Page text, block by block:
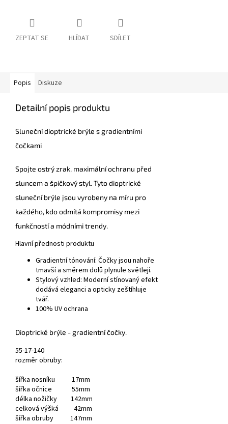
ZEPTAT SE HLÍDAT SDÍLET
Popis Diskuze
Detailní popis produktu
Sluneční dioptrické brýle s gradientními
čočkami
Spojte ostrý zrak, maximální ochranu před
sluncem a špičkový styl. Tyto dioptrické
sluneční brýle jsou vyrobeny na míru pro
každého, kdo odmítá kompromisy mezi
funkčností a módními trendy.
Hlavní přednosti produktu
Gradientní tónování: Čočky jsou nahoře
tmavší a směrem dolů plynule světlejí.
Stylový vzhled: Moderní stínovaný efekt
dodává eleganci a opticky zeštíhluje
tvář.
100% UV ochrana
Dioptrické brýle - gradientní čočky.
55-17-140
rozměr obruby:
šířka nosníku 17mm
šířka očnice 55mm
délka nožičky 142mm
celková výšká 42mm
šířka obruby 147mm